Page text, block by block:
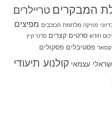
המבקרים טריילרים
מוזיקה מלחמת הכוכבים מפיצים
חודש סרטים קצרים סרטי קיץ
פסטיבלים פסקולים
עצמאי קולנוע תיעודי